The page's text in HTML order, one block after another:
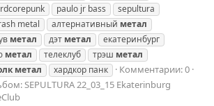
paulo jr bass
sepultura
metal
алтернативный метал
метал дэт метал
екатеринбург
метал телеклуб трэш метал
метал хардкор панк
Комментарии: 0
SEPULTURA 22_03_15 Ekaterinburg